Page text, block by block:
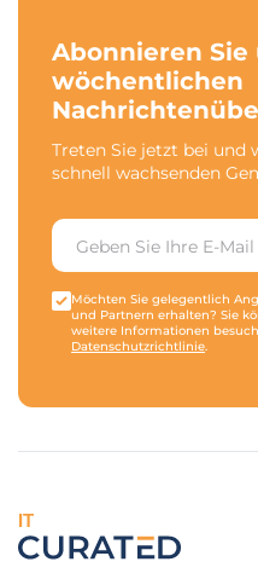
Abonnieren Sie
wöchentlichen
Treten Sie jetzt bei und
schnell wachsenden
Möchten Sie gelegentlich
und Partnern erhalten? Sie
weitere Informationen
Datenschutzrichtlinie.
IT